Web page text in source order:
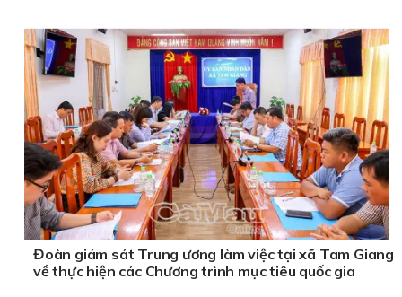
Đoàn giám sát Trung ương làm việc tại xã Tam Giang
về thực hiện các Chương trình mục tiêu quốc gia